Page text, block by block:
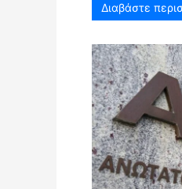
Διαβάστε